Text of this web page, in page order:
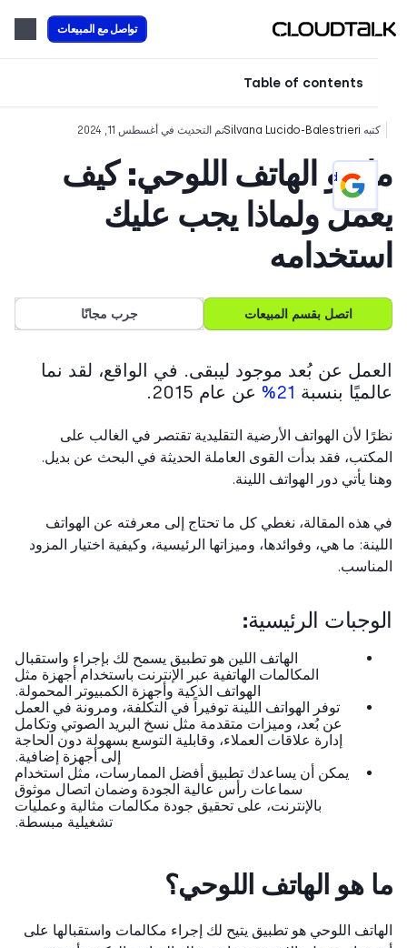
تواصل مع المبيعات
Table of contents
Silvana Lucido-Balestrieriتم التحديث في أغسطس 11, 2024
هو الهاتف اللوحي: كيف
ولماذا يجب عليك
اتصل بقسم المبيعات جرب مجانًا
عن بُعد موجود ليبقى. في الواقع، لقد نما
بنسبة21% عن عام 2015.
لأن الهواتف الأرضية التقليدية تقتصر في الغالب على
فقد بدأت القوى العاملة الحديثة في البحث عن بديل.
يأتي دور الهواتف اللينة.
هذه المقالة، نغطي كل ما تحتاج إلى معرفته عن الهواتف
ما هي، وفوائدها، وميزاتها الرئيسية، وكيفية اختيار المزود
الرئيسية:
الهاتف اللين هو تطبيق يسمح لك بإجراء واستقبال
المكالمات الهاتفية عبر الإنترنت باستخدام أجهزة مثل
الهواتف الذكية وأجهزة الكمبيوتر المحمولة.
توفر الهواتف اللينة توفيراً في التكلفة، ومرونة في العمل
عن بُعد، وميزات متقدمة مثل نسخ البريد الصوتي وتكامل
إدارة علاقات العملاء، وقابلية التوسع بسهولة دون الحاجة
إلى أجهزة إضافية.
يمكن أن يساعدك تطبيق أفضل الممارسات، مثل استخدام
سماعات رأس عالية الجودة وضمان اتصال موثوق
بالإنترنت، على تحقيق جودة مكالمات مثالية وعمليات
تشغيلية مبسطة.
هو الهاتف اللوحي؟
اللوحي هو تطبيق يتيح لك إجراء مكالمات واستقبالها على
Add CloudTalk as a preferred
source on Google